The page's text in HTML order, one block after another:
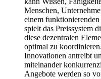
Menschen,
einem
spielt das Preissystem
diese dezentralen
optimal zu
Innovationen antreibt
miteinander
Angebote werden so